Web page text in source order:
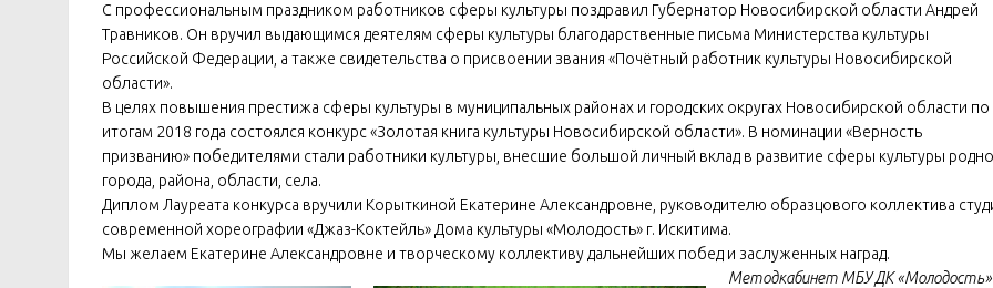
С профессиональным праздником работников сферы культуры поздравил Губернатор Новосибирской области Андрей
Травников. Он вручил выдающимся деятелям сферы культуры благодарственные письма Министерства культуры
Российской Федерации, а также свидетельства о присвоении звания «Почётный работник культуры Новосибирской
области».
В целях повышения престижа сферы культуры в муниципальных районах и городских округах Новосибирской области по
итогам 2018 года состоялся конкурс «Золотая книга культуры Новосибирской области». В номинации «Верность
призванию» победителями стали работники культуры, внесшие большой личный вклад в развитие сферы культуры
города, района, области, села.
Диплом Лауреата конкурса вручили Корыткиной Екатерине Александровне, руководителю образцового коллектива
современной хореографии «Джаз-Коктейль» Дома культуры «Молодость» г. Искитима.
Мы желаем Екатерине Александровне и творческому коллективу дальнейших побед и заслуженных наград.
Методкабинет МБУ ДК «Молодость»